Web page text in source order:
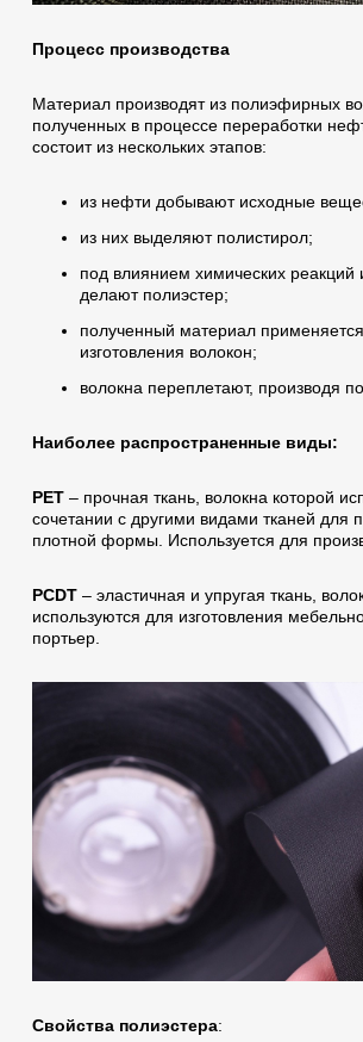
Процесс производства
Материал производят из полиэфирных
полученных в процессе переработки
состоит из нескольких этапов:
из нефти добывают исходные
из них выделяют полистирол;
под влиянием химических реакций
делают полиэстер;
полученный материал
изготовления волокон;
волокна переплетают, производя
Наиболее распространенные виды:
PET– прочная ткань, волокна которой
сочетании с другими видами тканей для
плотной формы. Используется для
PCDT – эластичная и упругая ткань,
используются для изготовления
портьер.
Свойства полиэстера: